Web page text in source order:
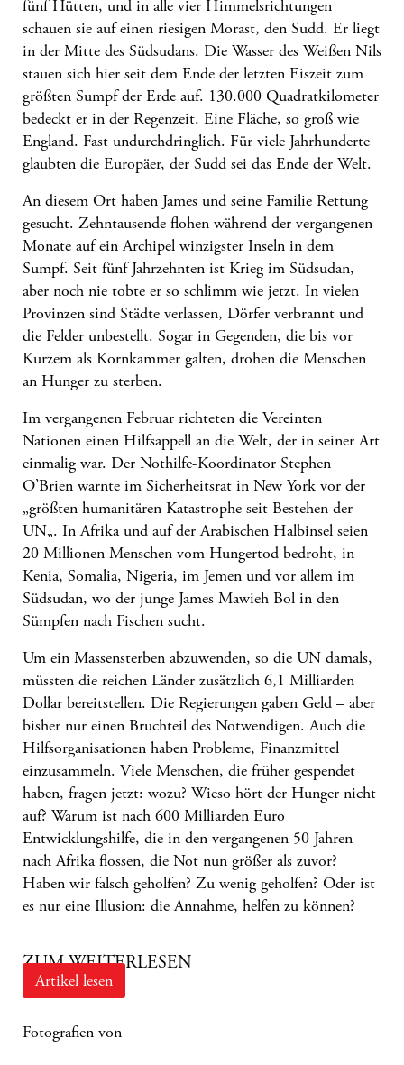
fünf Hütten, und in alle vier Himmelsrichtungen
schauen sie auf einen riesigen Morast, den Sudd. Er liegt
in der Mitte des Südsudans. Die Wasser des Weißen Nils
stauen sich hier seit dem Ende der letzten Eiszeit zum
größten Sumpf der Erde auf. 130.000 Quadratkilometer
bedeckt er in der Regenzeit. Eine Fläche, so groß wie
England. Fast undurchdringlich. Für viele Jahrhunderte
glaubten die Europäer, der Sudd sei das Ende der Welt.
An diesem Ort haben James und seine Familie Rettung
gesucht. Zehntausende flohen während der vergangenen
Monate auf ein Archipel winzigster Inseln in dem
Sumpf. Seit fünf Jahrzehnten ist Krieg im Südsudan,
aber noch nie tobte er so schlimm wie jetzt. In vielen
Provinzen sind Städte verlassen, Dörfer verbrannt und
die Felder unbestellt. Sogar in Gegenden, die bis vor
Kurzem als Kornkammer galten, drohen die Menschen
an Hunger zu sterben.
Im vergangenen Februar richteten die Vereinten
Nationen einen Hilfsappell an die Welt, der in seiner Art
einmalig war. Der Nothilfe-Koordinator Stephen
O’Brien warnte im Sicherheitsrat in New York vor der
„größten humanitären Katastrophe seit Bestehen der
UN„. In Afrika und auf der Arabischen Halbinsel seien
20 Millionen Menschen vom Hungertod bedroht, in
Kenia, Somalia, Nigeria, im Jemen und vor allem im
Südsudan, wo der junge James Mawieh Bol in den
Sümpfen nach Fischen sucht.
Um ein Massensterben abzuwenden, so die UN damals,
müssten die reichen Länder zusätzlich 6,1 Milliarden
Dollar bereitstellen. Die Regierungen gaben Geld – aber
bisher nur einen Bruchteil des Notwendigen. Auch die
Hilfsorganisationen haben Probleme, Finanzmittel
einzusammeln. Viele Menschen, die früher gespendet
haben, fragen jetzt: wozu? Wieso hört der Hunger nicht
auf? Warum ist nach 600 Milliarden Euro
Entwicklungshilfe, die in den vergangenen 50 Jahren
nachAfrikaflossen, die Not nun größer als zuvor?
Haben wir falsch geholfen? Zu wenig geholfen? Oder ist
es nur eine Illusion: die Annahme, helfen zu können?
ZUM WEITERLESEN
Artikel lesen
Fotografien von